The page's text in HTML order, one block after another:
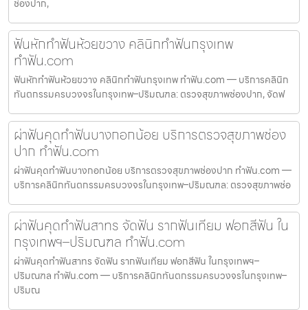
ช่องปาก,
ฟันหักทำฟันห้วยขวาง คลินิกทำฟันกรุงเทพ
ทำฟัน.com
ฟันหักทำฟันห้วยขวาง คลินิกทำฟันกรุงเทพ ทำฟัน.com — บริการคลินิก
ทันตกรรมครบวงจรในกรุงเทพ–ปริมณฑล: ตรวจสุขภาพช่องปาก, จัดฟ
ผ่าฟันคุดทำฟันบางกอกน้อย บริการตรวจสุขภาพช่อง
ปาก ทำฟัน.com
ผ่าฟันคุดทำฟันบางกอกน้อย บริการตรวจสุขภาพช่องปาก ทำฟัน.com —
บริการคลินิกทันตกรรมครบวงจรในกรุงเทพ–ปริมณฑล: ตรวจสุขภาพช่อ
ผ่าฟันคุดทำฟันสาทร จัดฟัน รากฟันเทียม ฟอกสีฟัน ใน
กรุงเทพฯ–ปริมณฑล ทำฟัน.com
ผ่าฟันคุดทำฟันสาทร จัดฟัน รากฟันเทียม ฟอกสีฟัน ในกรุงเทพฯ–
ปริมณฑล ทำฟัน.com — บริการคลินิกทันตกรรมครบวงจรในกรุงเทพ–
ปริมณ